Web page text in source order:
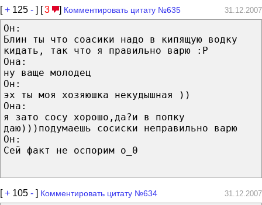
[+ 125 - ] [3 ] Комментировать цитату №635 31.12.2007
Он:
Блин ты что соасики надо в кипящую водку
кидать, так что я правильно варю :Р
Она:
ну ваще молодец
Он:
эх ты моя хозяюшка некудышная ))
Она:
я зато сосу хорошо,да?и в попку
даю)))подумаешь сосиски неправильно варю
Он:
Сей факт не оспорим о_0
[+ 105 - ] Комментировать цитату №634 31.12.2007